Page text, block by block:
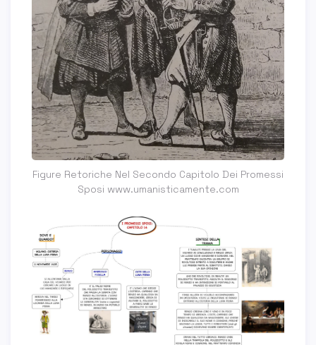
Figure Retoriche Nel Secondo Capitolo Dei Promessi
Sposi www.umanisticamente.com